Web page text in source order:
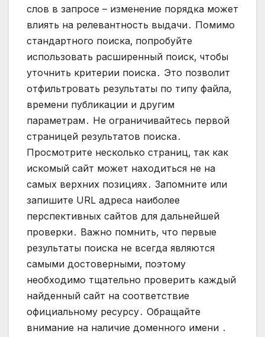
слов в запросе – изменение порядка может
влиять на релевантность выдачи․ Помимо
стандартного поиска‚ попробуйте
использовать расширенный поиск‚ чтобы
уточнить критерии поиска․ Это позволит
отфильтровать результаты по типу файла‚
времени публикации и другим
параметрам․ Не ограничивайтесь первой
страницей результатов поиска․
Просмотрите несколько страниц‚ так как
искомый сайт может находиться не на
самых верхних позициях․ Запомните или
запишите URL адреса наиболее
перспективных сайтов для дальнейшей
проверки․ Важно помнить‚ что первые
результаты поиска не всегда являются
самыми достоверными‚ поэтому
необходимо тщательно проверить каждый
найденный сайт на соответствие
официальному ресурсу․ Обращайте
внимание на наличие доменного имени ․